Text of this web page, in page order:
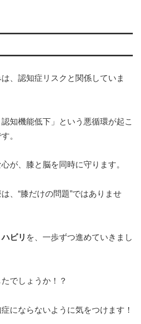
、認知症リスクと関係していま
知機能低下」という悪循環が起こ
。
が、膝と脳を同時に守ります。
、“膝だけの問題”ではありませ
ビリ を、一歩ずつ進めていきまし
でしょうか！？
にならないように気をつけます！